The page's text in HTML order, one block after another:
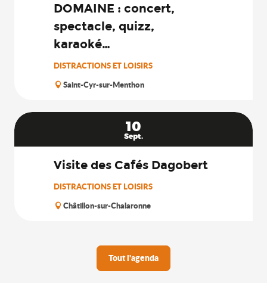
DOMAINE : concert,
spectacle, quizz,
karaoké…
DISTRACTIONS ET LOISIRS
Saint-Cyr-sur-Menthon
10
Sept.
Visite des Cafés Dagobert
DISTRACTIONS ET LOISIRS
Châtillon-sur-Chalaronne
Tout l'agenda